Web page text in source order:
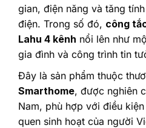
gian, điện năng và tăng
điện. Trong số đó, công
Lahu 4 kênh nổi lên như
gia đình và công trình tin
Đây là sản phẩm thuộc
Smarthome, được nghiên
Nam, phù hợp với điều
quen sinh hoạt của người